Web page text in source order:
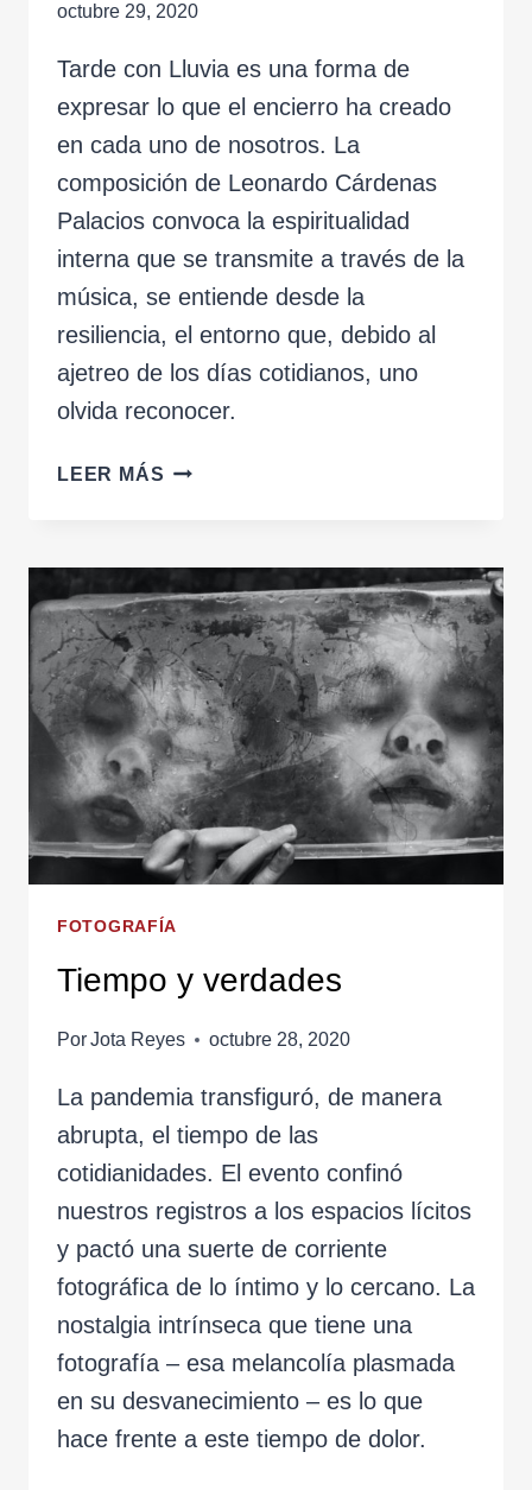
octubre 29, 2020
Tarde con Lluvia es una forma de
expresar lo que el encierro ha creado
en cada uno de nosotros. La
composición de Leonardo Cárdenas
Palacios convoca la espiritualidad
interna que se transmite a través de la
música, se entiende desde la
resiliencia, el entorno que, debido al
ajetreo de los días cotidianos, uno
olvida reconocer.
LEER MÁS TARDE
FOTOGRAFÍA
Tiempo y verdades
PorJota Reyes octubre 28, 2020
La pandemia transfiguró, de manera
abrupta, el tiempo de las
cotidianidades. El evento confinó
nuestros registros a los espacios lícitos
y pactó una suerte de corriente
fotográfica de lo íntimo y lo cercano. La
nostalgia intrínseca que tiene una
fotografía – esa melancolía plasmada
en su desvanecimiento – es lo que
hace frente a este tiempo de dolor.